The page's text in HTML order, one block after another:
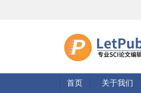
首页 关于我们